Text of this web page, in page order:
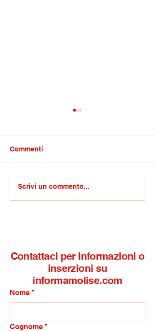
Calcio/Aldo Vincenzo
Commenti
Scrivi un commento...
Contattaci per informazioni o
inserzioni su
informamolise.com
Nome *
Cognome *